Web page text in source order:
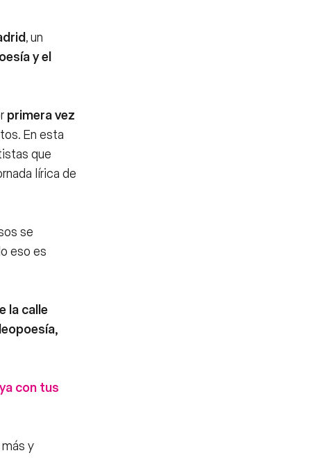
, un
y el
primera vez
En esta
que
lírica de
se
eso es
la calle
con tus
más y